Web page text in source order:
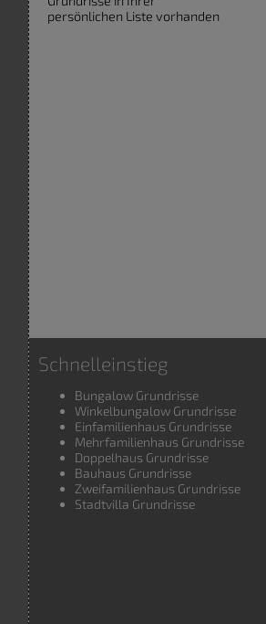
persönlichen Liste vorhanden
Schnelleinstieg
Bungalow Grundrisse
Winkelbungalow Grundrisse
Einfamilienhaus Grundrisse
Mehrfamilienhaus Grundrisse
Doppelhaus Grundrisse
Bauhaus Grundrisse
Zweifamilienhaus Grundrisse
Stadtvilla Grundrisse